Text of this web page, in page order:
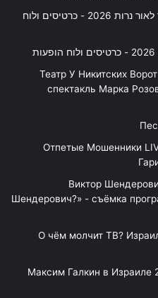
משופן ועד AC/DC - מופע פסנתר לאור נרות 2026 - כרטיסים ולוח
"Театр У Никитских
спектакль Марка
Отпетые Мошенники
Виктор
Шендерович?» - съёмка
«О чём молчит ТВ?
Максим Галкин в